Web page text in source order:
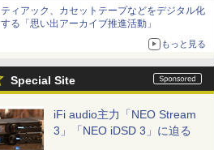
ティアック、カセットテープなどをデジタル化
する「思い出アーカイブ推進活動」
もっと見る
Special Site
iFi audio主力「NEO Stream
3」「NEO iDSD 3」に迫る